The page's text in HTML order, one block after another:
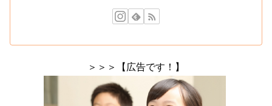
＞＞＞【広告です！】